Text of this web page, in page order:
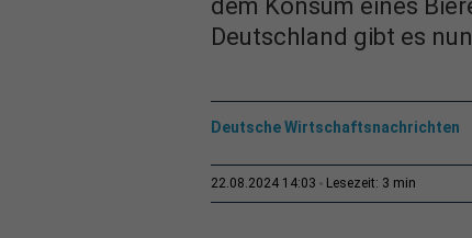
dem Konsum eines
Deutschland gibt es
Deutsche Wirtschaftsnachrichten
22.08.2024 14:03 Lesezeit: 3 min